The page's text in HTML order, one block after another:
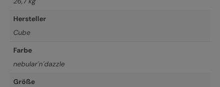
Hersteller
Cube
Farbe
nebular´n´dazzle
Größe